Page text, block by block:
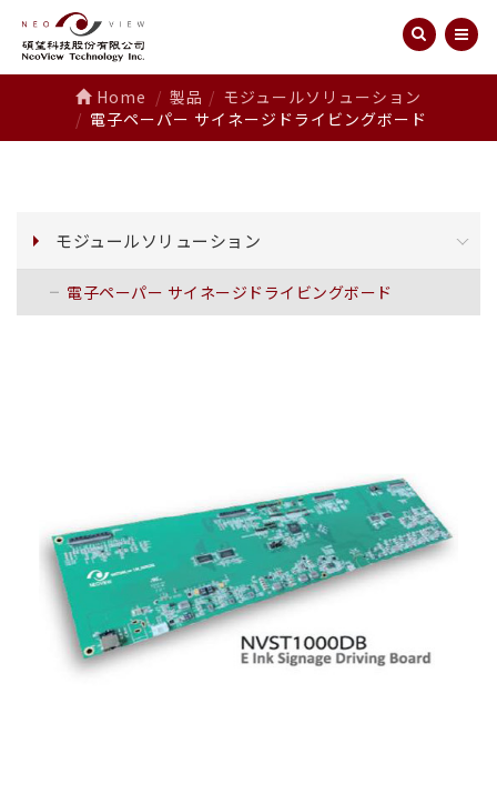
Home 製品
モジュールソリューション
電子ペーパー サイネージドライビングボード
モジュールソリューション
電子ペーパー サイネージドライビングボード